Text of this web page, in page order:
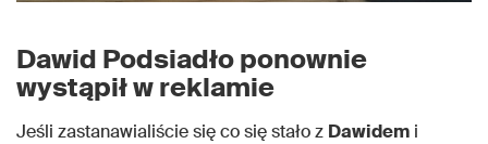
Dawid Podsiadło ponownie
wystąpił w reklamie
Jeśli zastanawialiście się co się stało z Dawidem i